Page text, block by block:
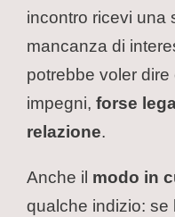
incontro ricevi una
mancanza di
potrebbe voler
impegni, forse
relazione.
Anche il modo in
qualche indizio: